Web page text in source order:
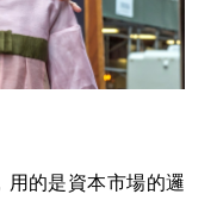
用的是資本市場的邏